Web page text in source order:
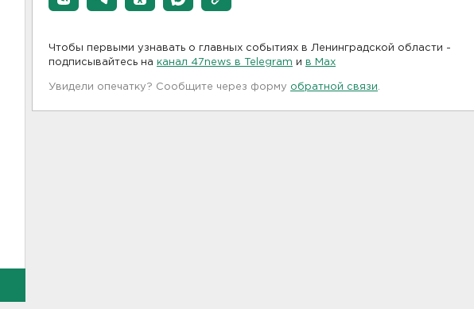
Чтобы первыми узнавать о главных событиях в Ленинградской области -
подписывайтесь на канал 47news в Telegram и в Maх
Увидели опечатку? Сообщите через форму обратной связи